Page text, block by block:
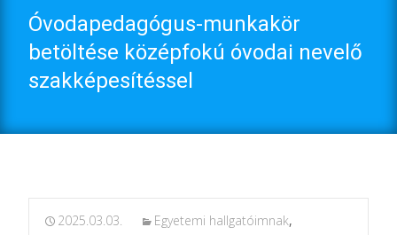
Óvodapedagógus-munkakör
betöltése középfokú óvodai nevelő
szakképesítéssel
2025.03.03. Egyetemi hallgatóimnak,